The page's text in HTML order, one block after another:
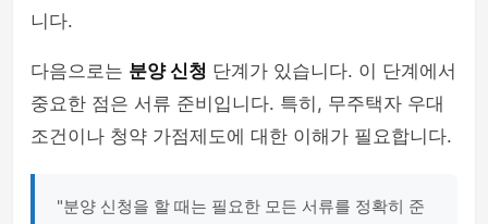
니다.
다음으로는 분양 신청 단계가 있습니다. 이 단계에서
중요한 점은 서류 준비입니다. 특히, 무주택자 우대
조건이나 청약 가점제도에 대한 이해가 필요합니다.
"분양 신청을 할 때는 필요한 모든 서류를 정확히 준